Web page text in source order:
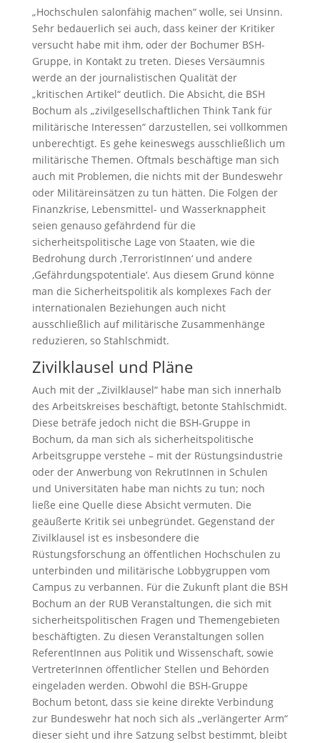
„Hochschulen salonfähig machen“ wolle, sei Unsinn.
Sehr bedauerlich sei auch, dass keiner der Kritiker
versucht habe mit ihm, oder der Bochumer BSH-
Gruppe, in Kontakt zu treten. Dieses Versäumnis
werde an der journalistischen Qualität der
„kritischen Artikel“ deutlich. Die Absicht, die BSH
Bochum als „zivilgesellschaftlichen Think Tank für
militärische Interessen“ darzustellen, sei vollkommen
unberechtigt. Es gehe keineswegs ausschließlich um
militärische Themen. Oftmals beschäftige man sich
auch mit Problemen, die nichts mit der Bundeswehr
oder Militäreinsätzen zu tun hätten. Die Folgen der
Finanzkrise, Lebensmittel- und Wasserknappheit
seien genauso gefährdend für die
sicherheitspolitische Lage von Staaten, wie die
Bedrohung durch ‚TerroristInnen‘ und andere
‚Gefährdungspotentiale‘. Aus diesem Grund könne
man die Sicherheitspolitik als komplexes Fach der
internationalen Beziehungen auch nicht
ausschließlich auf militärische Zusammenhänge
reduzieren, so Stahlschmidt.
Zivilklausel und Pläne
Auch mit der „Zivilklausel“ habe man sich innerhalb
des Arbeitskreises beschäftigt, betonte Stahlschmidt.
Diese beträfe jedoch nicht die BSH-Gruppe in
Bochum, da man sich als sicherheitspolitische
Arbeitsgruppe verstehe – mit der Rüstungsindustrie
oder der Anwerbung von RekrutInnen in Schulen
und Universitäten habe man nichts zu tun; noch
ließe eine Quelle diese Absicht vermuten. Die
geäußerte Kritik sei unbegründet. Gegenstand der
Zivilklausel ist es insbesondere die
Rüstungsforschung an öffentlichen Hochschulen zu
unterbinden und militärische Lobbygruppen vom
Campus zu verbannen. Für die Zukunft plant die BSH
Bochum an der RUB Veranstaltungen, die sich mit
sicherheitspolitischen Fragen und Themengebieten
beschäftigten. Zu diesen Veranstaltungen sollen
ReferentInnen aus Politik und Wissenschaft, sowie
VertreterInnen öffentlicher Stellen und Behörden
eingeladen werden. Obwohl die BSH-Gruppe
Bochum betont, dass sie keine direkte Verbindung
zur Bundeswehr hat noch sich als „verlängerter Arm“
dieser sieht und ihre Satzung selbst bestimmt, bleibt